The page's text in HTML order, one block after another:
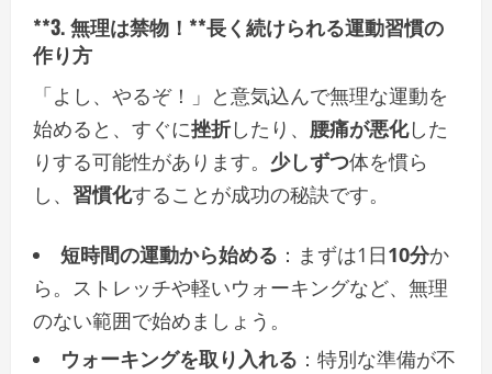
**3. 無理は禁物！**長く続けられる運動習慣の
作り方
「よし、やるぞ！」と意気込んで無理な運動を
始めると、すぐに挫折したり、 腰痛が悪化した
りする可能性があります。 少しずつ体を慣ら
し、 習慣化することが成功の秘訣です。
短時間の運動から始める ：まずは1日10分か
ら。ストレッチや軽いウォーキングなど、無理
のない範囲で始めましょう。
ウォーキングを取り入れる ：特別な準備が不